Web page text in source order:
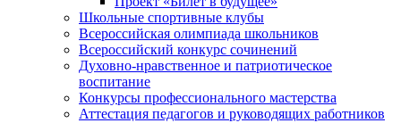
Школьные спортивные клубы
Всероссийская олимпиада школьников
Всероссийский конкурс сочинений
Духовно-нравственное и патриотическое
воспитание
Конкурсы профессионального мастерства
Аттестация педагогов и руководящих работников